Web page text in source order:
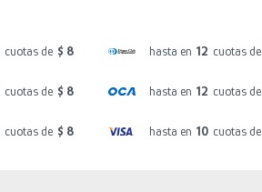
cuotas de $ 8 hasta en 12 cuotas de
cuotas de $ 8 hasta en 12 cuotas de
cuotas de $ 8 hasta en 10 cuotas de